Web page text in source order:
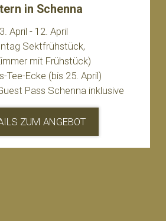
April)
inklusive